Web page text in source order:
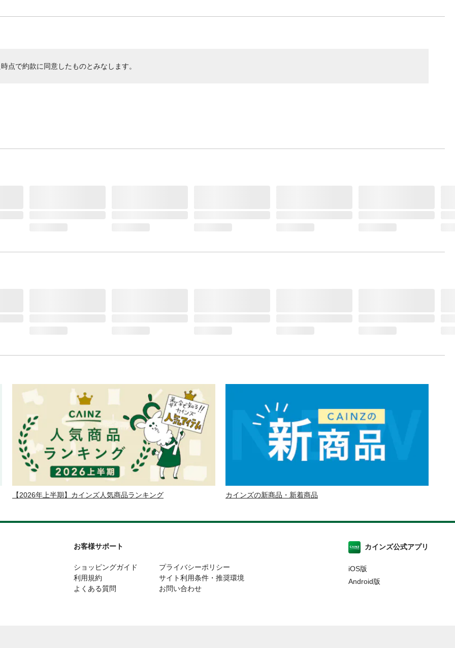
点で約款に同意したものとみなします。
【2026年上半期】カインズ人気商品ランキング カインズの新商品・新着商品
お客様サポート
ショッピングガイド
利用規約
よくある質問
プライバシーポリシー
サイト利用条件・推奨環境
お問い合わせ
カインズ公式アプリ
iOS版
Android版